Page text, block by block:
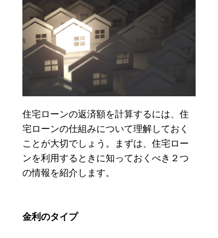
住宅ローンの返済額を計算するには、住
宅ローンの仕組みについて理解しておく
ことが大切でしょう。まずは、住宅ロー
ンを利用するときに知っておくべき２つ
の情報を紹介します。
金利のタイプ